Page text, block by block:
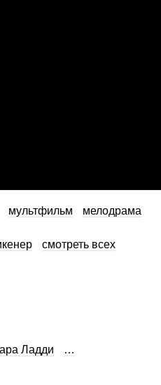
мультфильм
мелодрама
смотреть всех
Ладди
…